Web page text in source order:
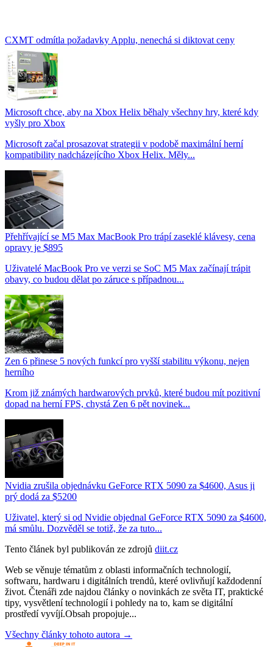
CXMT odmítla požadavky Applu, nenechá si diktovat ceny
Microsoft chce, aby na Xbox Helix běhaly všechny hry, které kdy
vyšly pro Xbox
Microsoft začal prosazovat strategii v podobě maximální herní
kompatibility nadcházejícího Xbox Helix. Měly...
Přehřívající se M5 Max MacBook Pro trápí zaseklé klávesy, cena
opravy je $895
Uživatelé MacBook Pro ve verzi se SoC M5 Max začínají trápit
obavy, co budou dělat po záruce s případnou...
Zen 6 přinese 5 nových funkcí pro vyšší stabilitu výkonu, nejen
herního
Krom již známých hardwarových prvků, které budou mít pozitivní
dopad na herní FPS, chystá Zen 6 pět novinek...
Nvidia zrušila objednávku GeForce RTX 5090 za $4600, Asus ji
prý dodá za $5200
Uživatel, který si od Nvidie objednal GeForce RTX 5090 za $4600,
má smůlu. Dozvěděl se totiž, že za tuto...
Tento článek byl publikován ze zdrojů diit.cz
Web se věnuje tématům z oblasti informačních technologií,
softwaru, hardwaru i digitálních trendů, které ovlivňují každodenní
život. Čtenáři zde najdou články o novinkách ze světa IT, praktické
tipy, vysvětlení technologií i pohledy na to, kam se digitální
prostředí vyvíjí.Obsah propojuje...
Všechny články tohoto autora →